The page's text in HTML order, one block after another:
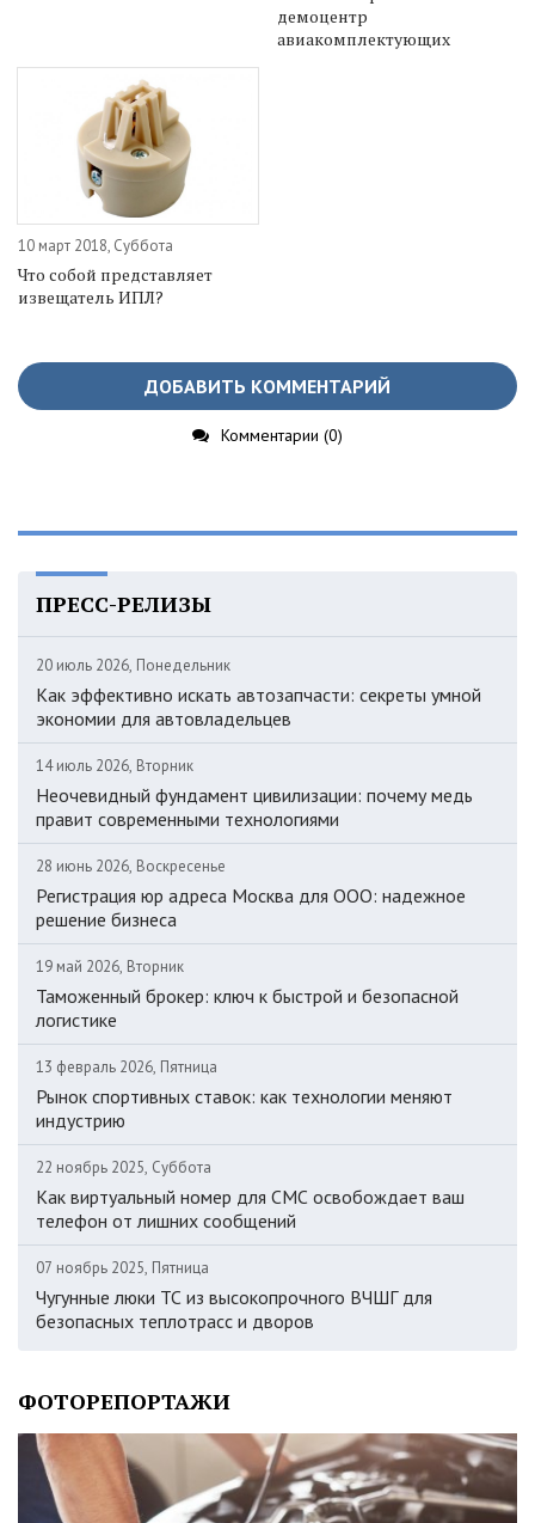
демоцентр
авиакомплектующих
10 март 2018, Суббота
Что собой представляет
извещатель ИПЛ?
ДОБАВИТЬ КОММЕНТАРИЙ
Комментарии (0)
ПРЕСС-РЕЛИЗЫ
20 июль 2026, Понедельник
Как эффективно искать автозапчасти: секреты умной
экономии для автовладельцев
14 июль 2026, Вторник
Неочевидный фундамент цивилизации: почему медь
правит современными технологиями
28 июнь 2026, Воскресенье
Регистрация юр адреса Москва для ООО: надежное
решение бизнеса
19 май 2026, Вторник
Таможенный брокер: ключ к быстрой и безопасной
логистике
13 февраль 2026, Пятница
Рынок спортивных ставок: как технологии меняют
индустрию
22 ноябрь 2025, Суббота
Как виртуальный номер для СМС освобождает ваш
телефон от лишних сообщений
07 ноябрь 2025, Пятница
Чугунные люки ТС из высокопрочного ВЧШГ для
безопасных теплотрасс и дворов
ФОТОРЕПОРТАЖИ